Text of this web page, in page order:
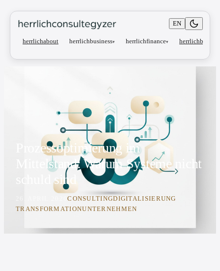
herrlichabout herrlichbusiness▾ herrlichfinance▾ herrlichblog
EN
Prozessoptimierung im
Mittelstand: Warum Systeme nicht
schuld sind
26. APRIL 2026CONSULTINGDIGITALISIERUNG
TRANSFORMATIONUNTERNEHMEN